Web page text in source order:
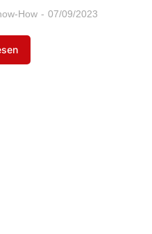
How 07/09/2023